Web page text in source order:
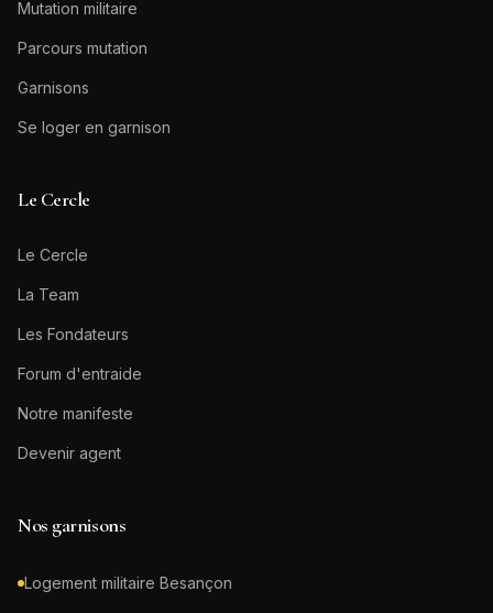
Mutation militaire
Parcours mutation
Garnisons
Se loger en garnison
Le Cercle
Le Cercle
La Team
Les Fondateurs
Forum d'entraide
Notre manifeste
Devenir agent
Nos garnisons
Logement militaire Besançon